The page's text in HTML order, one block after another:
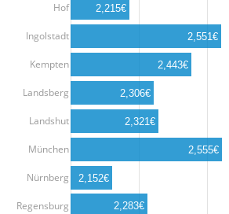
Hof
Ingolstadt
Kempten
Landsberg
Landshut
München
Nürnberg
Regensburg
2,215€
2,551€
2,443€
2,306€
2,321€
2,555€
2,152€
2,283€